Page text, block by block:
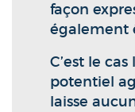
façon
également
C’est le
potentiel
laisse